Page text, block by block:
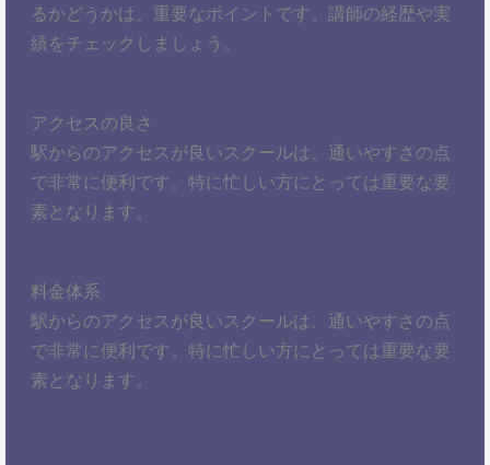
るかどうかは、重要なポイントです。講師の経歴や実
績をチェックしましょう。
アクセスの良さ
駅からのアクセスが良いスクールは、通いやすさの点
で非常に便利です。特に忙しい方にとっては重要な要
素となります。
料金体系
駅からのアクセスが良いスクールは、通いやすさの点
で非常に便利です。特に忙しい方にとっては重要な要
素となります。